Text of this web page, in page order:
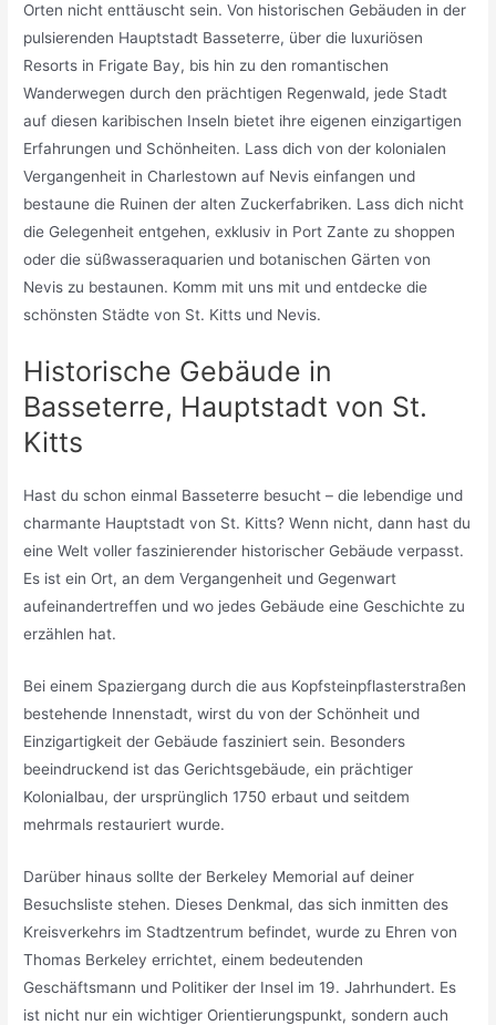
Orten nicht enttäuscht sein. Von historischen Gebäuden in der
pulsierenden Hauptstadt Basseterre, über die luxuriösen
Resorts in Frigate Bay, bis hin zu den romantischen
Wanderwegen durch den prächtigen Regenwald, jede Stadt
auf diesen karibischen Inseln bietet ihre eigenen einzigartigen
Erfahrungen und Schönheiten. Lass dich von der kolonialen
Vergangenheit in Charlestown auf Nevis einfangen und
bestaune die Ruinen der alten Zuckerfabriken. Lass dich nicht
die Gelegenheit entgehen, exklusiv in Port Zante zu shoppen
oder die süßwasseraquarien und botanischen Gärten von
Nevis zu bestaunen. Komm mit uns mit und entdecke die
schönsten Städte von St. Kitts und Nevis.
Historische Gebäude in
Basseterre, Hauptstadt von St.
Kitts
Hast du schon einmal Basseterre besucht – die lebendige und
charmante Hauptstadt von St. Kitts? Wenn nicht, dann hast du
eine Welt voller faszinierender historischer Gebäude verpasst.
Es ist ein Ort, an dem Vergangenheit und Gegenwart
aufeinandertreffen und wo jedes Gebäude eine Geschichte zu
erzählen hat.
Bei einem Spaziergang durch die aus Kopfsteinpflasterstraßen
bestehende Innenstadt, wirst du von der Schönheit und
Einzigartigkeit der Gebäude fasziniert sein. Besonders
beeindruckend ist das Gerichtsgebäude, ein prächtiger
Kolonialbau, der ursprünglich 1750 erbaut und seitdem
mehrmals restauriert wurde.
Darüber hinaus sollte der Berkeley Memorial auf deiner
Besuchsliste stehen. Dieses Denkmal, das sich inmitten des
Kreisverkehrs im Stadtzentrum befindet, wurde zu Ehren von
Thomas Berkeley errichtet, einem bedeutenden
Geschäftsmann und Politiker der Insel im 19. Jahrhundert. Es
ist nicht nur ein wichtiger Orientierungspunkt, sondern auch